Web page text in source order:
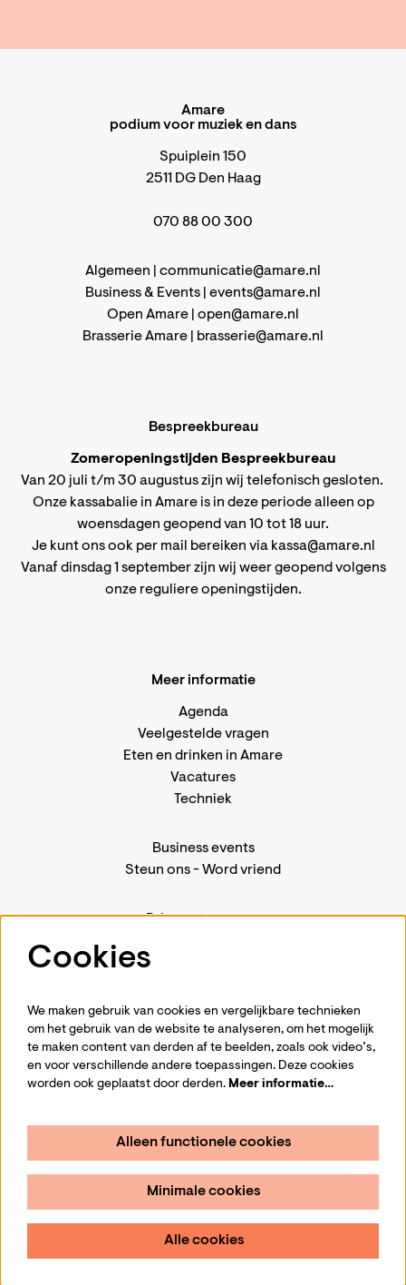
Amare
podium voor muziek en dans
Spuiplein 150
2511 DG Den Haag
070 88 00 300
Algemeen | communicatie@amare.nl
Business & Events | events@amare.nl
Open Amare | open@amare.nl
Brasserie Amare |
brasserie@amare.nl
Bespreekbureau
Zomeropeningstijden Bespreekbureau
Van 20 juli t/m 30 augustus zijn wij telefonisch gesloten.
Onze kassabalie in Amare is in deze periode alleen op
woensdagen geopend van 10 tot 18 uur.
Je kunt ons ook per mail bereiken via kassa@amare.nl
Vanaf dinsdag 1 september zijn wij weer geopend volgens
onze reguliere openingstijden.
Meer informatie
Agenda
Veelgestelde vragen
Eten en drinken in Amare
Vacatures
Techniek
Business events
Steun ons-Word vriend
Privacystatement
Volg ons
Aanmelden
Cookies
We maken gebruik van cookies en vergelijkbare technieken
om het gebruik van de website te analyseren, om het mogelijk
te maken content van derden af te beelden, zoals ook video’s,
en voor verschillende andere toepassingen. Deze cookies
worden ook geplaatst door derden. Meer informatie…
Alleen functionele cookies
Minimale cookies
Alle cookies